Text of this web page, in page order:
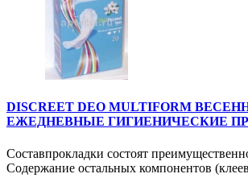
DISCREET DEO MULTIFORM
ЕЖЕДНЕВНЫЕ ГИГИЕНИЧЕСКИЕ
Составпрокладки состоят
Содержание остальных компонентов